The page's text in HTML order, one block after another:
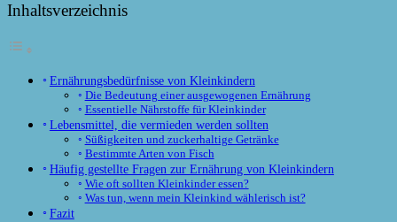
Inhaltsverzeichnis
Ernährungsbedürfnisse von Kleinkindern
Die Bedeutung einer ausgewogenen Ernährung
Essentielle Nährstoffe für Kleinkinder
Lebensmittel, die vermieden werden sollten
Süßigkeiten und zuckerhaltige Getränke
Bestimmte Arten von Fisch
Häufig gestellte Fragen zur Ernährung von Kleinkindern
Wie oft sollten Kleinkinder essen?
Was tun, wenn mein Kleinkind wählerisch ist?
Fazit